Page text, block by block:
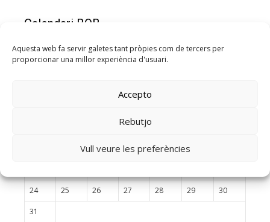
Aquesta web fa servir galetes tant pròpies com de tercers per
proporcionar una millor experiència d'usuari.
Accepto
Rebutjo
Vull veure les preferències
Calendari BQB
agosto 2026
6
12 13 14 15
24 25 26 27 28 29 30
31